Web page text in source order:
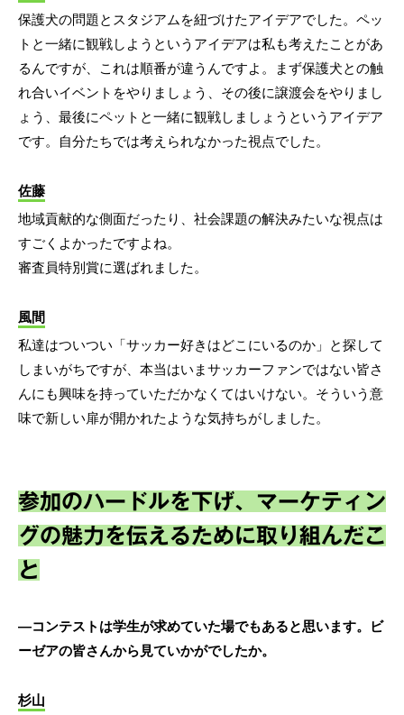
保護犬の問題とスタジアムを紐づけたアイデアでした。ペッ
トと一緒に観戦しようというアイデアは私も考えたことがあ
るんですが、これは順番が違うんですよ。まず保護犬との触
れ合いイベントをやりましょう、その後に譲渡会をやりまし
ょう、最後にペットと一緒に観戦しましょうというアイデア
です。自分たちでは考えられなかった視点でした。
佐藤
地域貢献的な側面だったり、社会課題の解決みたいな視点は
すごくよかったですよね。
審査員特別賞に選ばれました。
風間
私達はついつい「サッカー好きはどこにいるのか」と探して
しまいがちですが、本当はいまサッカーファンではない皆さ
んにも興味を持っていただかなくてはいけない。そういう意
味で新しい扉が開かれたような気持ちがしました。
参加のハードルを下げ、マーケティン
グの魅力を伝えるために取り組んだこ
と
―コンテストは学生が求めていた場でもあると思います。ビ
ーゼアの皆さんから見ていかがでしたか。
杉山